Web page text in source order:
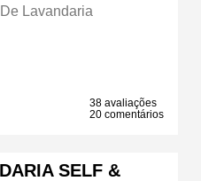
Lavandaria
38 avaliações
20 comentários
SELF &